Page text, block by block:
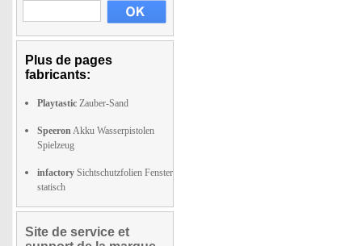
Plus de pages
fabricants:
Playtastic Zauber-Sand
SpeeronAkku Wasserpistolen
Spielzeug
infactory Sichtschutzfolien Fenster
statisch
Site de service et